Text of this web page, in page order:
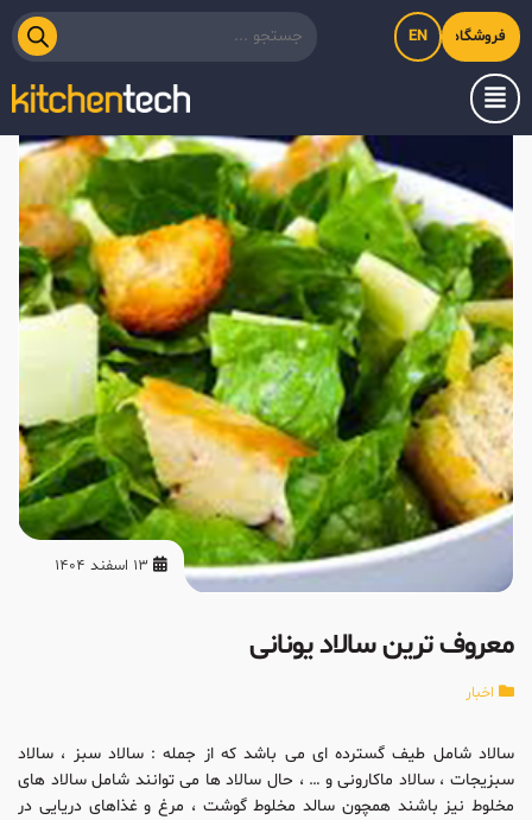
فروشگاه اینترنتی کیت‌لاین
EN
معروف ترین سالاد یونانی
اخبار
سالاد شامل طیف گسترده ای می باشد که از جمله : سالاد سبز ، سالاد
سبزیجات ، سالاد ماکارونی و … ، حال سالاد ها می توانند شامل سالاد های
مخلوط نیز باشند همچون سالد مخلوط گوشت ، مرغ و غذاهای دریایی در